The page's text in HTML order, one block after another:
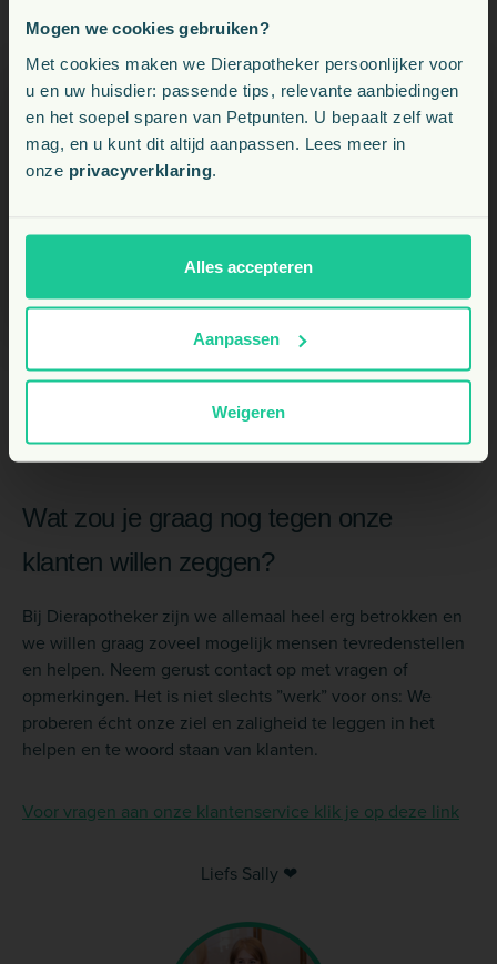
Mogen we cookies gebruiken?
Met cookies maken we Dierapotheker persoonlijker voor
u en uw huisdier: passende tips, relevante aanbiedingen
en het soepel sparen van Petpunten. U bepaalt zelf wat
mag, en u kunt dit altijd aanpassen. Lees meer in
onze privacyverklaring
Alles accepteren
Aanpassen
Weigeren
En hieronder een greep uit de mooi creaties die Inge
maakt. Versierde blikjes en scrapbook kunstwerkjes.
product?
Flexadin advanced : Omdat onze hond van 10 jaar oud het
er geweldig op doet!
Wat zou je graag nog tegen onze
klanten willen zeggen?
Bij Dierapotheker zijn we allemaal heel erg betrokken en
we willen graag zoveel mogelijk mensen tevredenstellen
en helpen. Neem gerust contact op met vragen of
opmerkingen. Het is niet slechts ”werk” voor ons: We
proberen écht onze ziel en zaligheid te leggen in het
helpen en te woord staan van klanten.
Voor vragen aan onze klantenservice klik je op deze link
Liefs Sally ❤
Kies uw land:
BE